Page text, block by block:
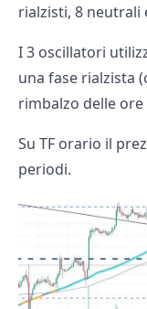
rialzisti, 8 neutrali
I 3 oscillatori
una fase rialzista
rimbalzo delle
Su TF orario il
periodi.